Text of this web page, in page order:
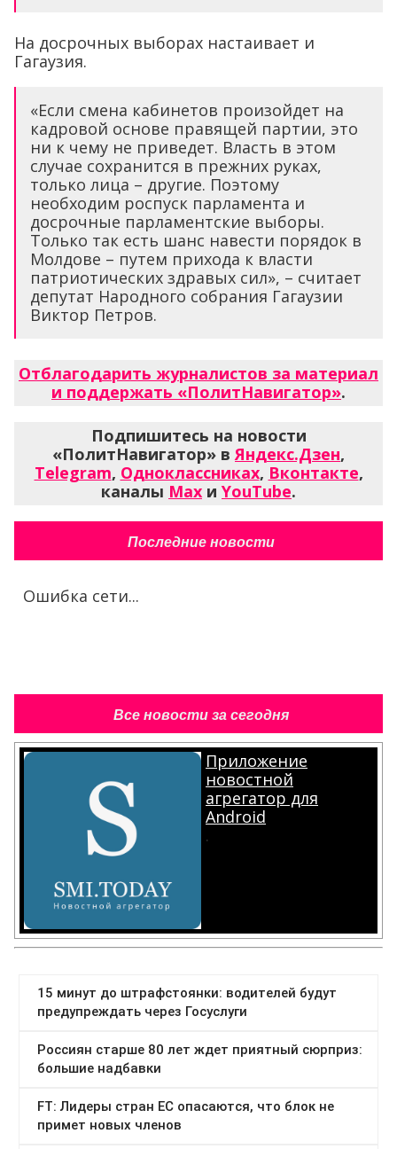
На досрочных выборах настаивает и
Гагаузия.
«Если смена кабинетов произойдет на
кадровой основе правящей партии, это
ни к чему не приведет. Власть в этом
случае сохранится в прежних руках,
только лица – другие. Поэтому
необходим роспуск парламента и
досрочные парламентские выборы.
Только так есть шанс навести порядок в
Молдове – путем прихода к власти
патриотических здравых сил», – считает
депутат Народного собрания Гагаузии
Виктор Петров.
Отблагодарить журналистов за материал
и поддержать «ПолитНавигатор».
Подпишитесь на новости
«ПолитНавигатор» вЯндекс.Дзен,
Telegram, Одноклассниках, Вконтакте,
каналы Max и YouTube.
Последние новости
Ошибка сети...
Все новости за сегодня
Приложение
новостной
агрегатор для
Android
.